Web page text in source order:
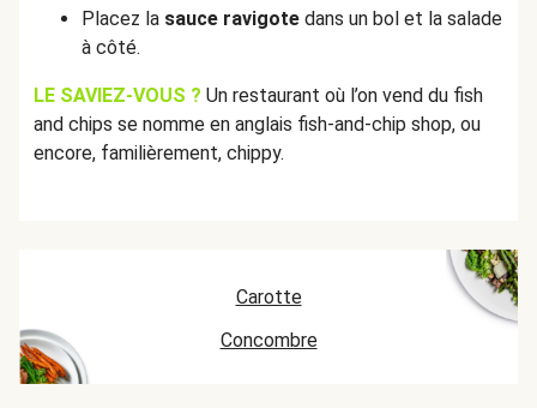
Placez la sauce ravigote dans un bol et la salade
à côté.
LE SAVIEZ-VOUS ? Un restaurant où l’on vend du fish
and chips se nomme en anglais fish-and-chip shop, ou
encore, familièrement, chippy.
Carotte
Concombre